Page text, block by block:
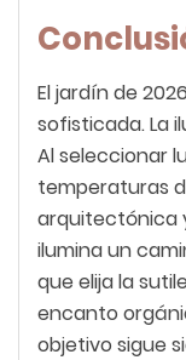
El jardín de
sofisticada. La
Al seleccionar
temperaturas
arquitectónica
ilumina un
que elija la
encanto
objetivo sigue